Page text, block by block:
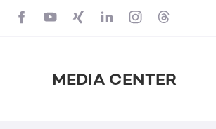
MEDIA CENTER